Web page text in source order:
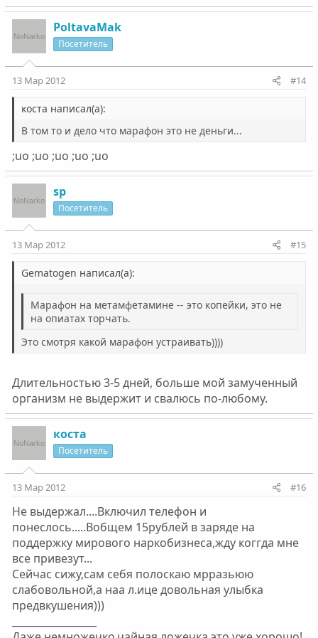
PoltavaMak
Посетитель
13 Мар 2012 #14
коста написал(а):
В том то и дело что марафон это не деньги...
;uo ;uo ;uo ;uo ;uo
sp
Посетитель
13 Мар 2012 #15
Gematogen написал(а):
Марафон на метамфетамине -- это копейки, это не
на опиатах торчать.
Это смотря какой марафон устраивать))))
Длительностью 3-5 дней, больше мой замученный
организм не выдержит и свалюсь по-любому.
коста
Посетитель
13 Мар 2012 #16
Не выдержал....Включил телефон и
понеслось.....Вобщем 15рублей в заряде на
поддержку мирового наркобизнеса,жду коггда мне
все привезут...
Сейчас сижу,сам себя полоскаю мрразьюю
слабовольной,а наа л.ице довольная улыбка
предвкушения)))